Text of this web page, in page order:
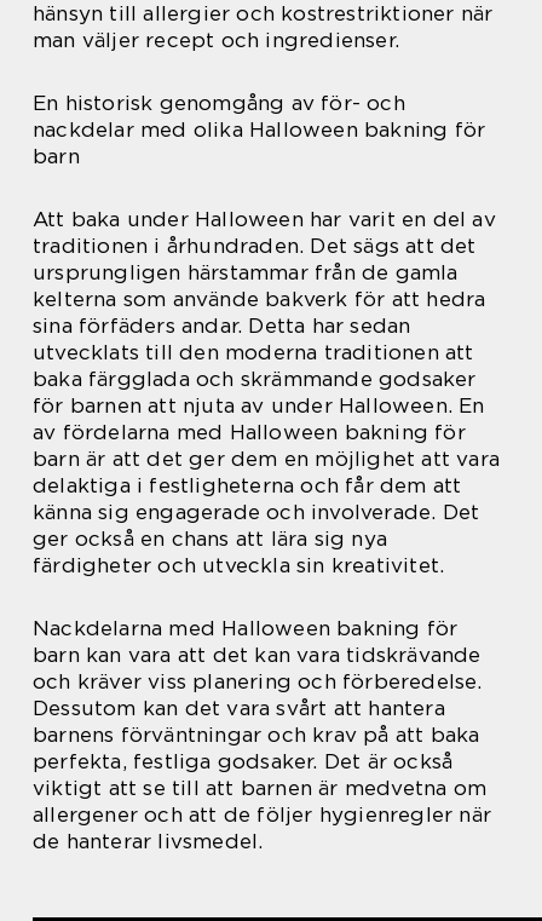
hänsyn till allergier och kostrestriktioner när
man väljer recept och ingredienser.
En historisk genomgång av för- och
nackdelar med olika Halloween bakning för
barn
Att baka under Halloween har varit en del av
traditionen i århundraden. Det sägs att det
ursprungligen härstammar från de gamla
kelterna som använde bakverk för att hedra
sina förfäders andar. Detta har sedan
utvecklats till den moderna traditionen att
baka färgglada och skrämmande godsaker
för barnen att njuta av under Halloween. En
av fördelarna med Halloween bakning för
barn är att det ger dem en möjlighet att vara
delaktiga i festligheterna och får dem att
känna sig engagerade och involverade. Det
ger också en chans att lära sig nya
färdigheter och utveckla sin kreativitet.
Nackdelarna med Halloween bakning för
barn kan vara att det kan vara tidskrävande
och kräver viss planering och förberedelse.
Dessutom kan det vara svårt att hantera
barnens förväntningar och krav på att baka
perfekta, festliga godsaker. Det är också
viktigt att se till att barnen är medvetna om
allergener och att de följer hygienregler när
de hanterar livsmedel.